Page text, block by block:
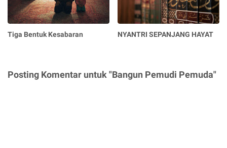
Tiga Bentuk Kesabaran NYANTRI SEPANJANG HAYAT
Posting Komentar untuk "Bangun Pemudi Pemuda"